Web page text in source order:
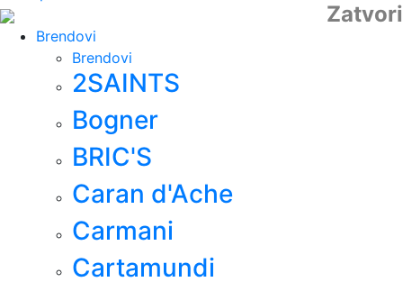
Zatvori
Brendovi
Brendovi
2SAINTS
Bogner
BRIC'S
Caran d'Ache
Carmani
Cartamundi